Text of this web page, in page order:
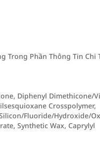
Trong Phần Thông Tin Chi
Diphenyl Dimethicone/
Crosspolymer,
Fluoride/Hydroxide/
Synthetic Wax, Caprylyl